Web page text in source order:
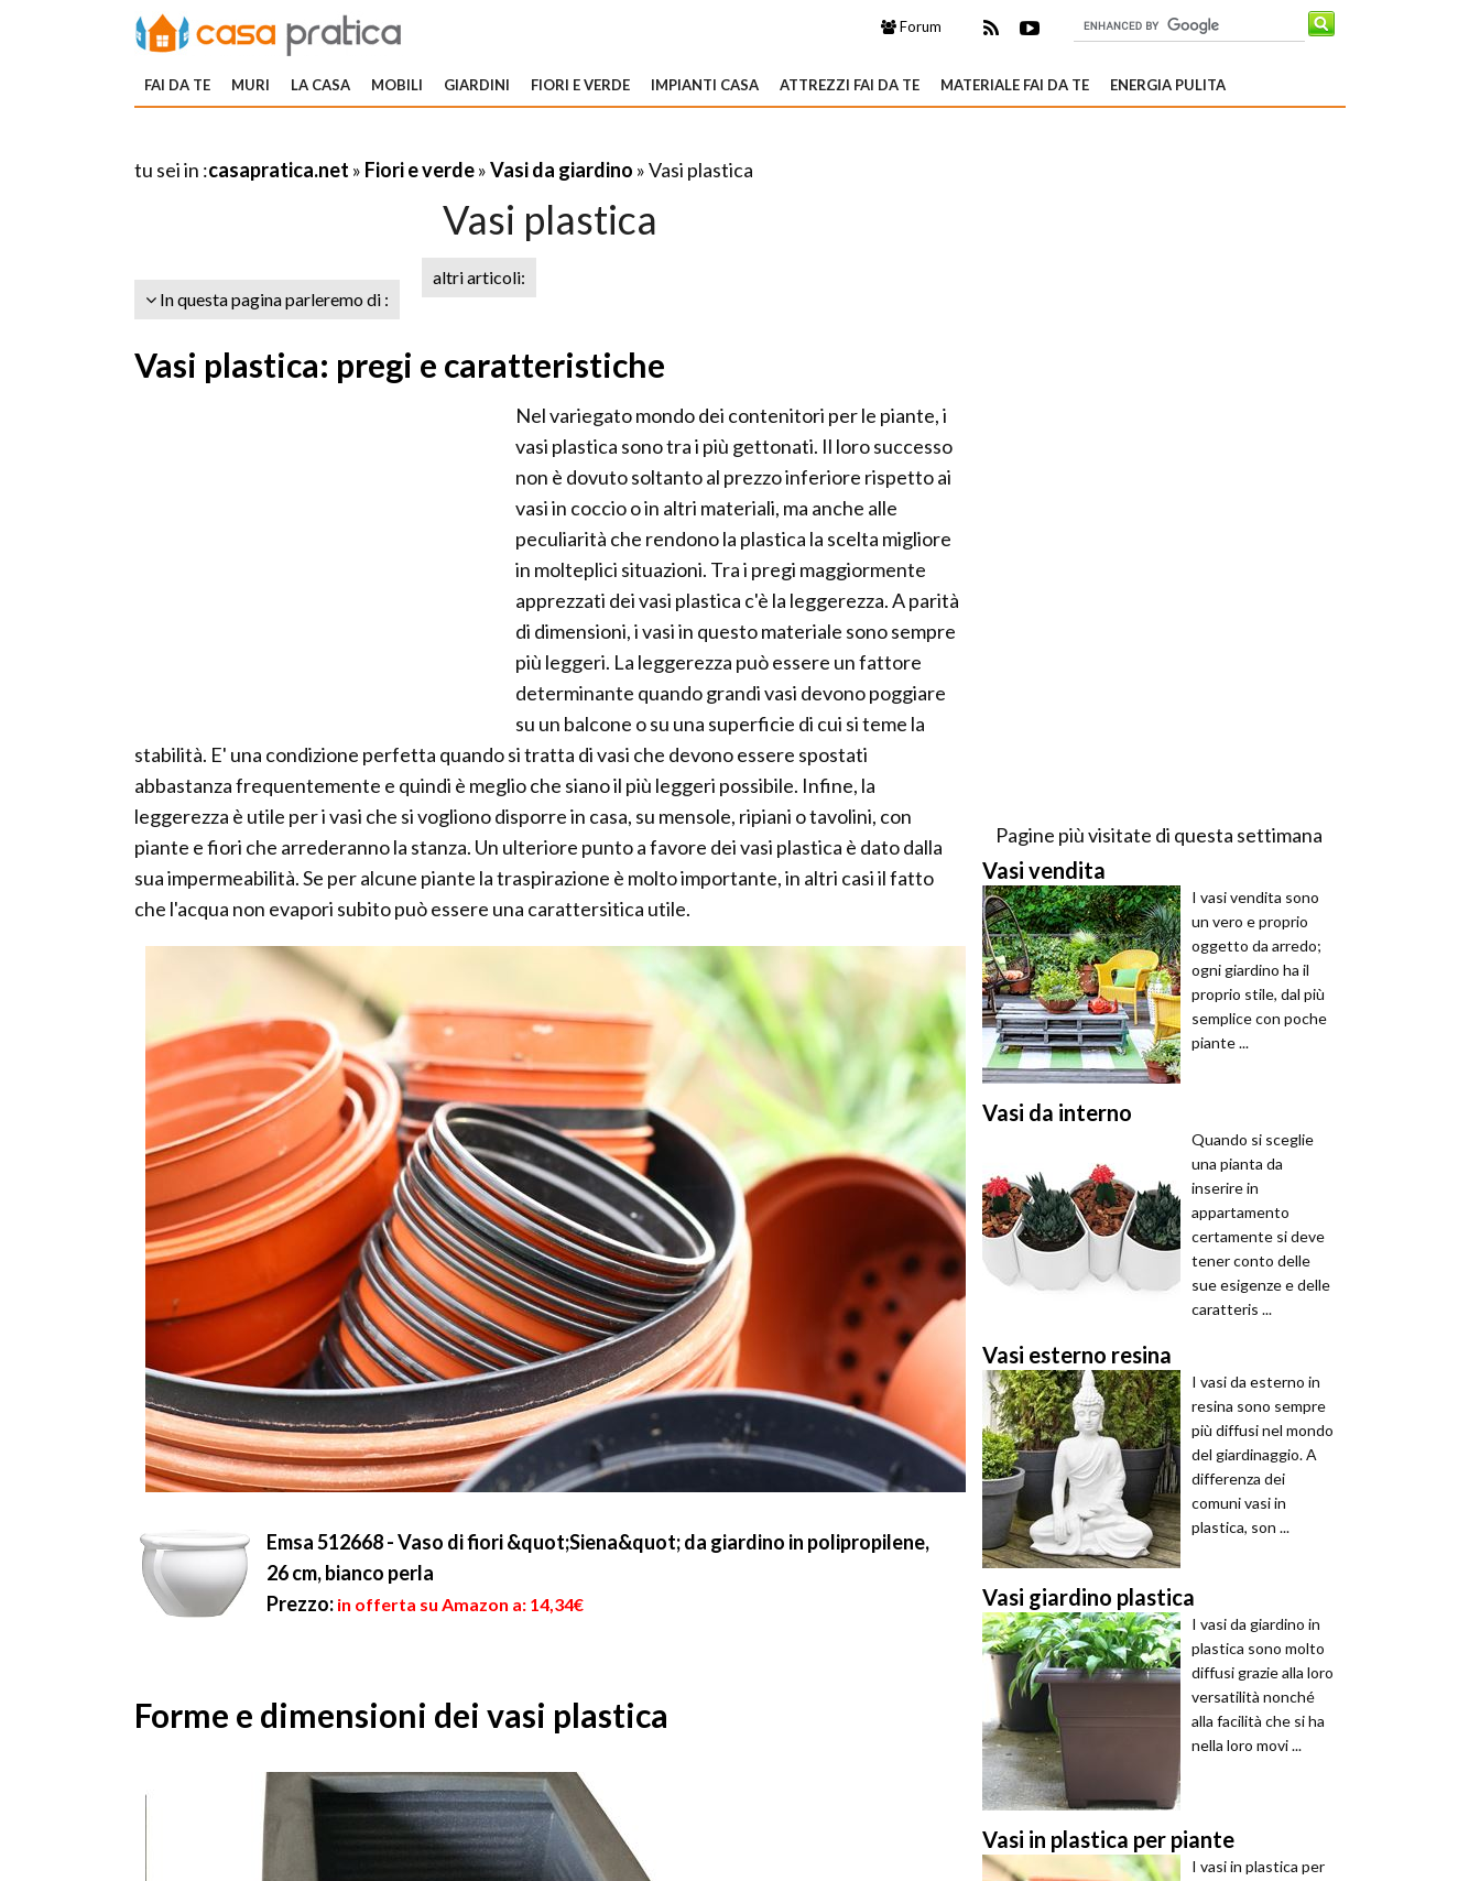
Forum
FAI DA TE MURI LA CASA MOBILI GIARDINI FIORI E VERDE IMPIANTI CASA ATTREZZI FAI DA TE MATERIALE FAI DA TE ENERGIA PULITA
tu sei in :casapratica.net » Fiori e verde»Vasi da giardino » Vasi plastica
Vasi plastica
In questa pagina parleremo di :
altri articoli:
Vasi plastica: pregi e caratteristiche
Nel variegato mondo dei contenitori per le piante, i
vasi plastica sono tra i più gettonati. Il loro successo
non è dovuto soltanto al prezzo inferiore rispetto ai
vasi in coccio o in altri materiali, ma anche alle
peculiarità che rendono la plastica la scelta migliore
in molteplici situazioni. Tra i pregi maggiormente
apprezzati dei vasi plastica c'è la leggerezza. A parità
di dimensioni, i vasi in questo materiale sono sempre
più leggeri. La leggerezza può essere un fattore
determinante quando grandi vasi devono poggiare
su un balcone o su una superficie di cui si teme la
stabilità. E' una condizione perfetta quando si tratta di vasi che devono essere spostati
abbastanza frequentemente e quindi è meglio che siano il più leggeri possibile. Infine, la
leggerezza è utile per i vasi che si vogliono disporre in casa, su mensole, ripiani o tavolini, con
piante e fiori che arrederanno la stanza. Un ulteriore punto a favore dei vasi plastica è dato dalla
sua impermeabilità. Se per alcune piante la traspirazione è molto importante, in altri casi il fatto
che l'acqua non evapori subito può essere una carattersitica utile.
Emsa 512668 - Vaso di fiori &quot;Siena&quot; da giardino in polipropilene,
26 cm, bianco perla
Prezzo: in offerta su Amazon a: 14,34€
Forme e dimensioni dei vasi plastica
Pagine più visitate di questa settimana
Vasi vendita
I vasi vendita sono
un vero e proprio
oggetto da arredo;
ogni giardino ha il
proprio stile, dal più
semplice con poche
piante ...
Vasi da interno
Quando si sceglie
una pianta da
inserire in
appartamento
certamente si deve
tener conto delle
sue esigenze e delle
caratteris ...
Vasi esterno resina
I vasi da esterno in
resina sono sempre
più diffusi nel mondo
del giardinaggio. A
differenza dei
comuni vasi in
plastica, son ...
Vasi giardino plastica
I vasi da giardino in
plastica sono molto
diffusi grazie alla loro
versatilità nonché
alla facilità che si ha
nella loro movi ...
Vasi in plastica per piante
I vasi in plastica per